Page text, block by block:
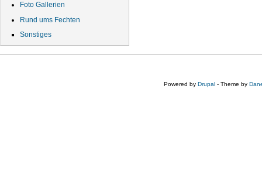
Foto Gallerien
Rund ums Fechten
Sonstiges
Powered byDrupal - Theme by